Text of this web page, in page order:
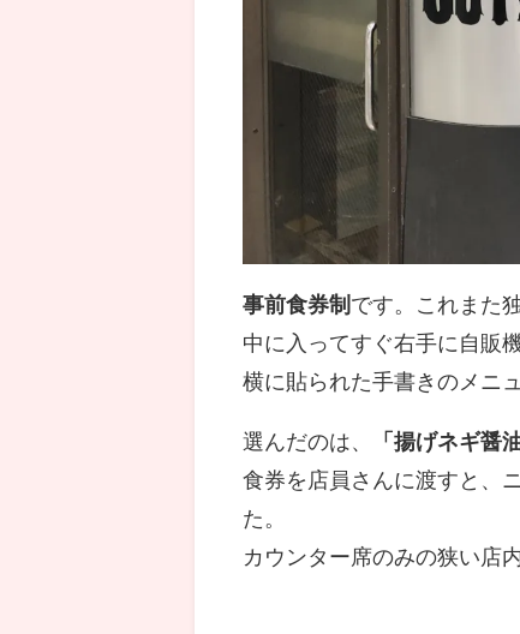
事前食券制 です。これまた
中に入ってすぐ右手に自販
横に貼られた手書きのメニ
選んだのは、 「揚げネギ醤
食券を店員さんに渡すと、
た。
カウンター席のみの狭い店